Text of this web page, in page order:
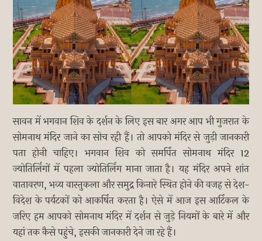
सावन में भगवान शिव के दर्शन के लिए इस बार अगर आप भी गुजरात के
सोमनाथ मंदिर जाने का सोच रही हैं। तो आपको मंदिर से जुड़ी जानकारी
पता होनी चाहिए। भगवान शिव को समर्पित सोमनाथ मंदिर 12
ज्योतिर्लिंगों में पहला ज्योतिर्लिंग माना जाता है। यह मंदिर अपने शांत
वातावरण, भव्य वास्तुकला और समुद्र किनारे स्थित होने की वजह से देश-
विदेश के पर्यटकों को आकर्षित करता है। ऐसे में आज इस आर्टिकल के
जरिए हम आपको सोमनाथ मंदिर में दर्शन से जुड़े नियमों के बारे में और
यहां तक कैसे पहुंचे, इसकी जानकारी देने जा रहे हैं।